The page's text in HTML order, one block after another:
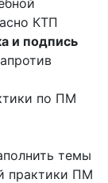
КТП
и подпись
по ПМ
темы
практики ПМ